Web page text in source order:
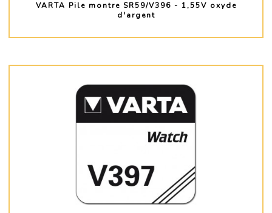
VARTA Pile montre SR59/V396 - 1,55V oxyde
d'argent